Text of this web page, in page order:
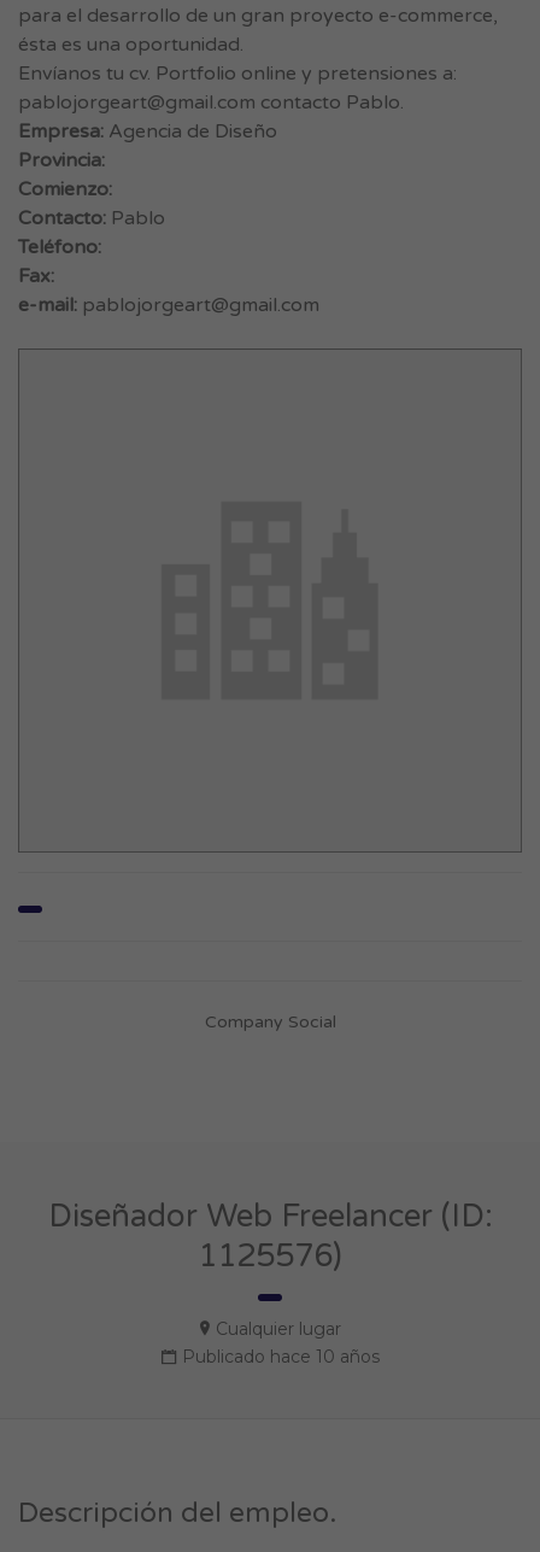
para el desarrollo de un gran proyecto e-commerce,
ésta es una oportunidad.
Envíanos tu cv. Portfolio online y pretensiones a:
pablojorgeart@gmail.com contacto Pablo.
Empresa: Agencia de Diseño
Provincia:
Comienzo:
Contacto: Pablo
Teléfono:
Fax:
e-mail: pablojorgeart@gmail.com
Company Social
Diseñador Web Freelancer (ID:
1125576)
Cualquier lugar
Publicado hace 10 años
Descripción del empleo.